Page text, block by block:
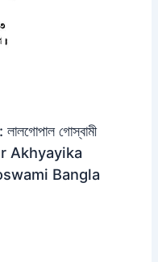
গোস্বামী
Akhyayika
Bangla